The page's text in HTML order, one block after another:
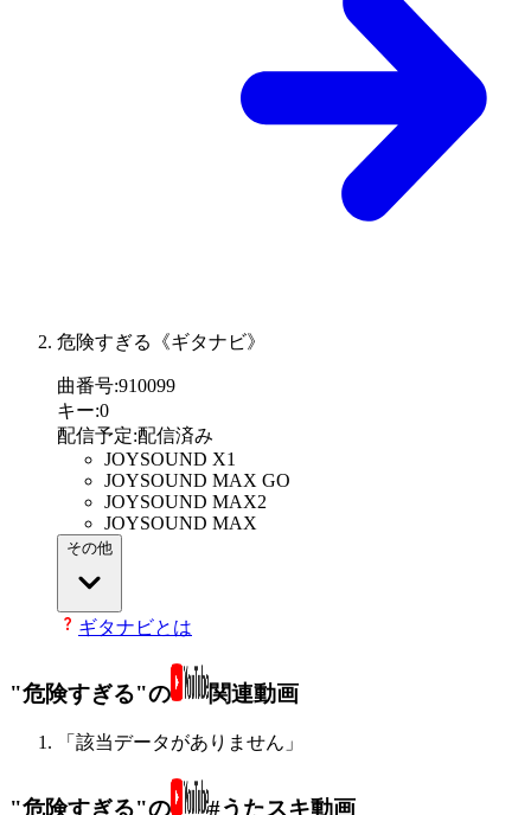
危険すぎる《ギタナビ》
曲番号:910099
キー:0
配信予定:配信済み
JOYSOUND X1
JOYSOUND MAX GO
JOYSOUND MAX2
JOYSOUND MAX
その他
ギタナビとは
"危険すぎる"の 関連動画
「該当データがありません」
"危険すぎる"の #うたスキ動画